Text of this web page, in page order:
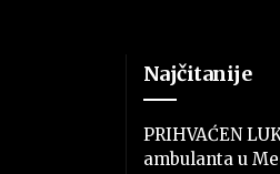
Najčitanije
PRIHVAĆEN
ambulanta u